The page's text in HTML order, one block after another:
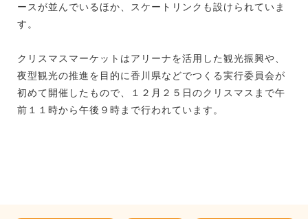
ースが並んでいるほか、スケートリンクも設けられていま
す。
クリスマスマーケットはアリーナを活用した観光振興や、
夜型観光の推進を目的に香川県などでつくる実行委員会が
初めて開催したもので、１２月２５日のクリスマスまで午
前１１時から午後９時まで行われています。